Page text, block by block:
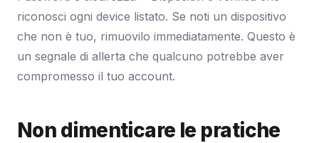
riconosci ogni device listato. Se noti un dispositivo
che non è tuo, rimuovilo immediatamente. Questo è
un segnale di allerta che qualcuno potrebbe aver
compromesso il tuo account.
Non dimenticare le pratiche